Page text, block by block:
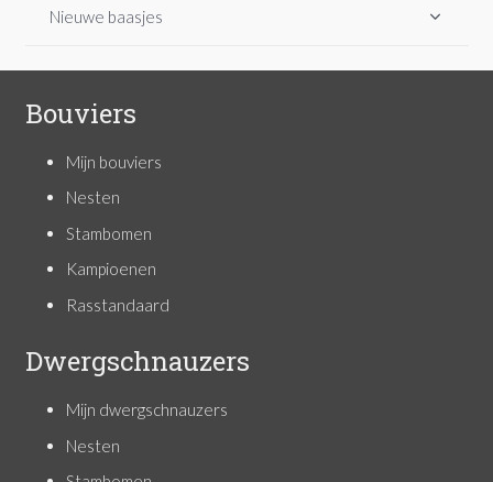
Nieuwe baasjes
Bouviers
Mijn bouviers
Nesten
Stambomen
Kampioenen
Rasstandaard
Dwergschnauzers
Mijn dwergschnauzers
Nesten